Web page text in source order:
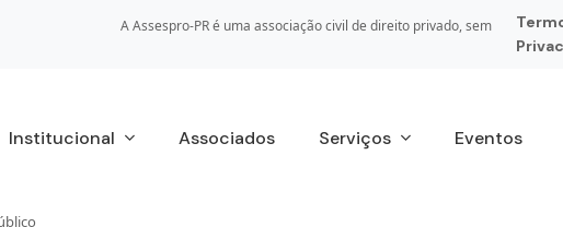
A Assespro-PR é uma associação civil de direito privado, sem
Institucional Associados Serviços Eventos